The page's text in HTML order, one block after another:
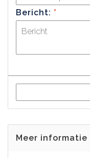
Bericht: *
Meer informatie